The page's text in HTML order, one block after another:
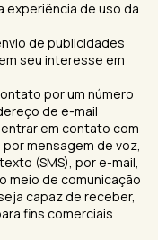
experiência de uso da
de publicidades
seu interesse em
por um número
de e-mail
em contato com
mensagem de voz,
(SMS), por e-mail,
meio de comunicação
capaz de receber,
fins comerciais